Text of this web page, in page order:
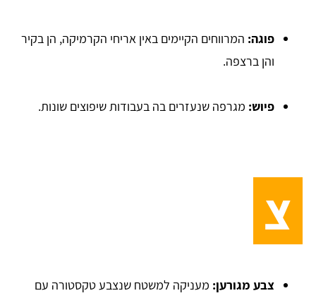
פוגה: המרווחים הקיימים באין אריחי הקרמיקה, הן בקיר
והן ברצפה.
פיוש: מגרפה שנעזרים בה בעבודות שיפוצים שונות.
צ
צבע מגורען: מעניקה למשטח שנצבע טקסטורה עם